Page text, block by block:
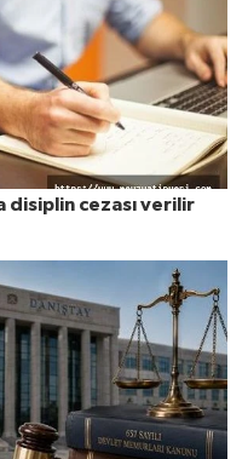
disiplin cezası verilir